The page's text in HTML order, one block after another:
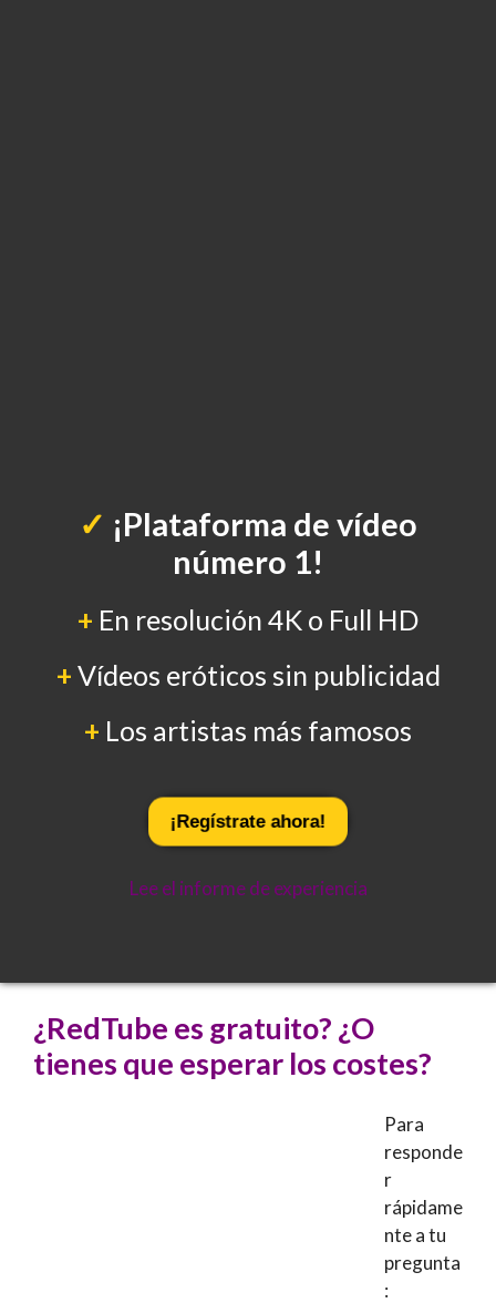
✓ ¡Plataforma de vídeo
número 1!
+ En resolución 4K o Full HD
+ Vídeos eróticos sin publicidad
+ Los artistas más famosos
¡Regístrate ahora!
Lee el informe de experiencia
¿RedTube es gratuito? ¿O
tienes que esperar los costes?
Para
responde
r
rápidame
nte a tu
pregunta
: